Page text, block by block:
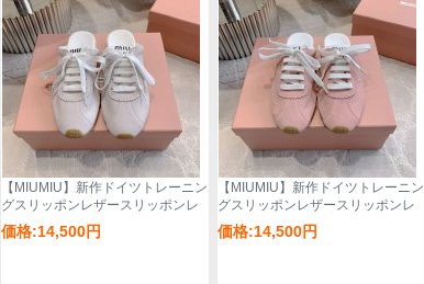
【MIUMIU】新作ドイツトレーニン
グスリッポンレザースリッポンレ
ディース
価格:14,500円
【MIUMIU】新作ドイツトレーニン
グスリッポンレザースリッポンレ
ディース
価格:14,500円